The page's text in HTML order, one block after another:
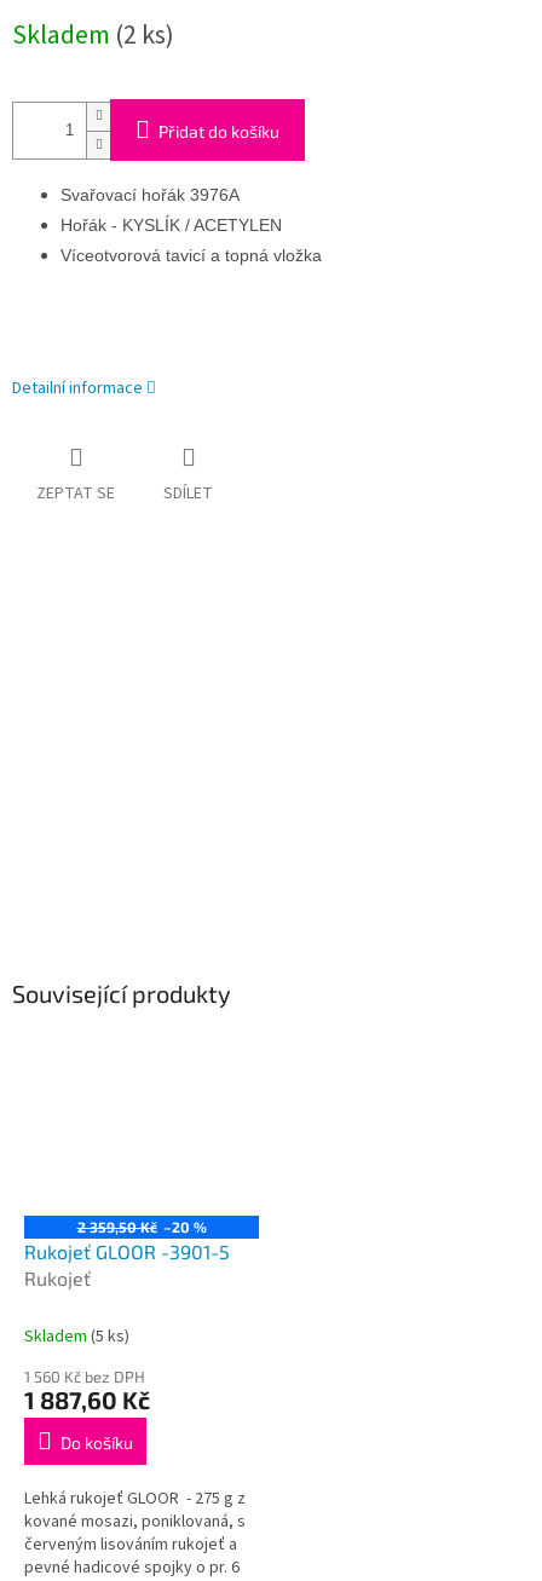
cena:
Skladem (2 ks)
Přidat do košíku
Svařovací hořák 3976A
Hořák - KYSLÍK / ACETYLEN
Víceotvorová tavicí a topná vložka
Detailní informace
ZEPTAT SE SDÍLET
Související produkty
2 359,50 Kč –20 %
Rukojeť GLOOR -3901-5
Rukojeť
Skladem (5 ks)
1 560 Kč bez DPH
1 887,60 Kč
Do košíku
Lehká rukojeť GLOOR - 275 g z
kované mosazi, poniklovaná, s
červeným lisováním rukojeť a
pevné hadicové spojky o pr. 6